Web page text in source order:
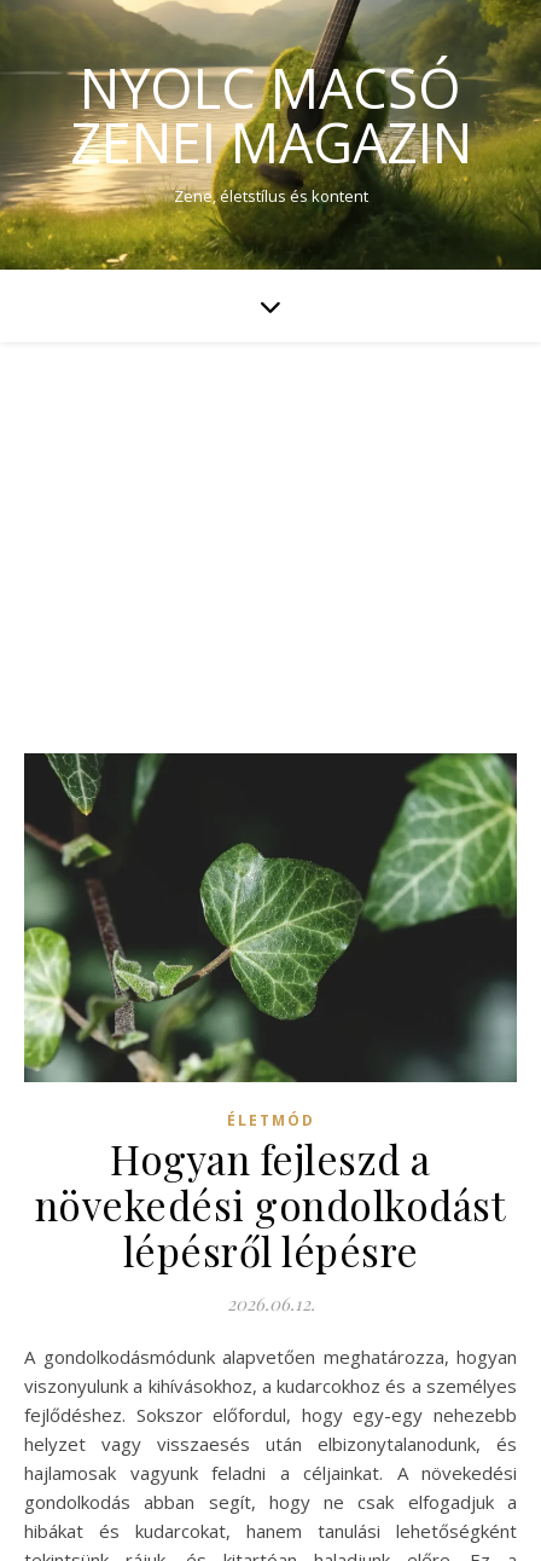
NYOLC MACSÓ
ZENEI MAGAZIN
Zene, életstílus és kontent
ÉLETMÓD
Hogyan fejleszd a
növekedési gondolkodást
lépésről lépésre
2026.06.12.
A gondolkodásmódunk alapvetően meghatározza, hogyan
viszonyulunk a kihívásokhoz, a kudarcokhoz és a személyes
fejlődéshez. Sokszor előfordul, hogy egy-egy nehezebb
helyzet vagy visszaesés után elbizonytalanodunk, és
hajlamosak vagyunk feladni a céljainkat. A növekedési
gondolkodás abban segít, hogy ne csak elfogadjuk a
hibákat és kudarcokat, hanem tanulási lehetőségként